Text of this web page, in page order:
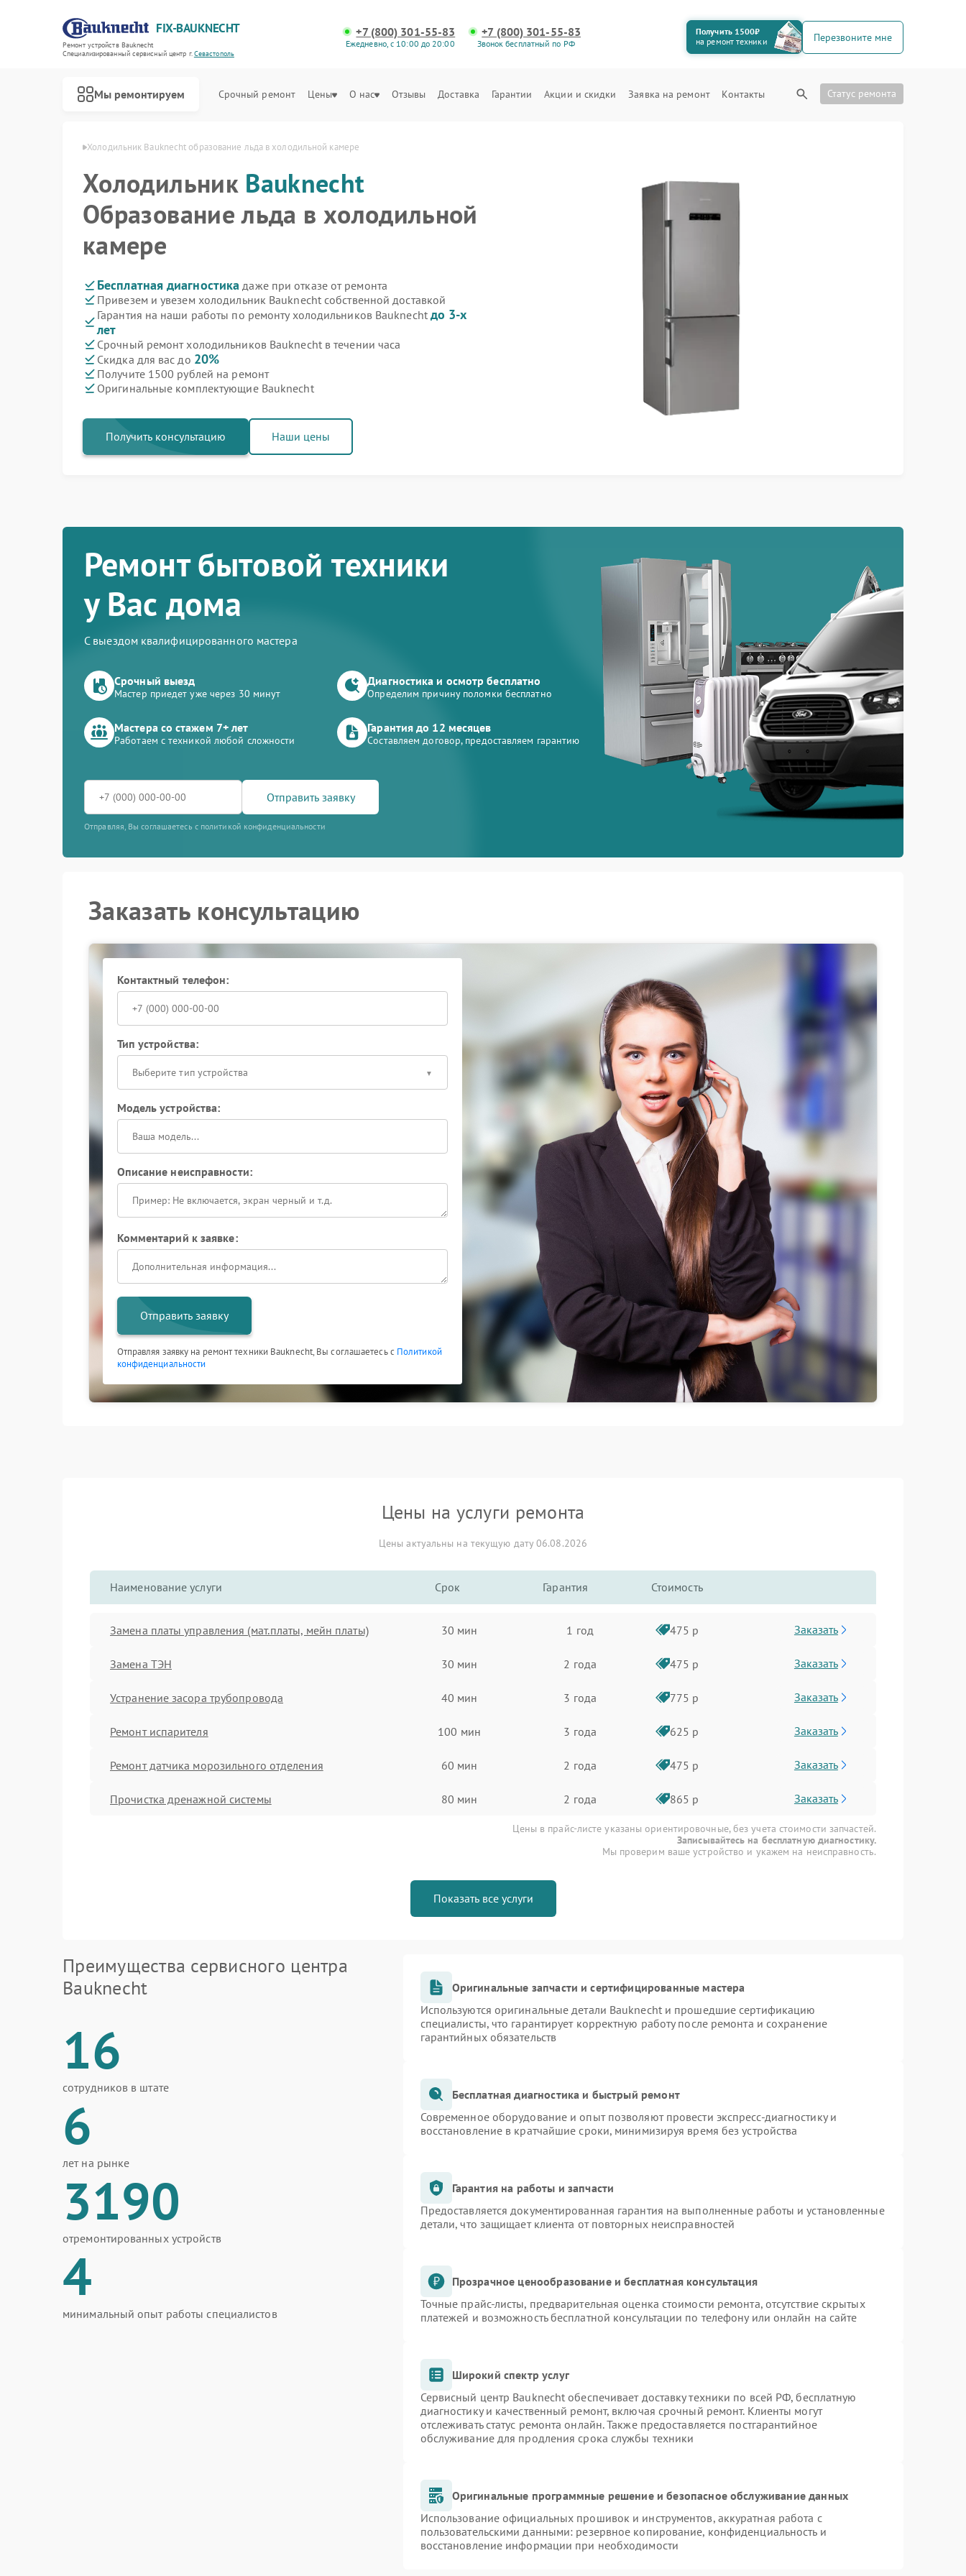
FIX-BAUKNECHT
Ремонт устройств Bauknecht
Специализированный cервисный центр г.Севастополь
+7 (800) 301-55-83
Ежедневно, с 10:00 до 20:00
+7 (800) 301-55-83
Звонок бесплатный по РФ
Получить 1500₽
на ремонт техники
Перезвоните мне
Мы ремонтируем Срочный ремонт Цены О нас Отзывы Доставка Гарантии Акции и скидки Заявка на ремонт Контакты Статус ремонта
в Севастополе Холодильник Bauknecht образование льда в холодильной камере
Холодильник Bauknecht
Образование льда в холодильной
камере
Бесплатная диагностика даже при отказе от ремонта
Привезем и увезем холодильник Bauknecht собственной доставкой
Гарантия на наши работы по ремонту холодильников Bauknecht до 3-х
лет
Срочный ремонт холодильников Bauknecht в течении часа
Скидка для вас до 20%
Получите 1500 рублей на ремонт
Оригинальные комплектующие Bauknecht
Получить консультацию Наши цены
Ремонт бытовой техники
у Вас дома
С выездом квалифицированного мастера
Срочный выезд
Мастер приедет уже через 30 минут
Диагностика и осмотр бесплатно
Определим причину поломки бесплатно
Мастера со стажем 7+ лет
Работаем с техникой любой сложности
Гарантия до 12 месяцев
Составляем договор, предоставляем гарантию
Отправить заявку
Отправляя, Вы соглашаетесь с политикой конфиденциальности
Заказать консультацию
Контактный телефон:
Тип устройства:
Выберите тип устройства
Модель устройства:
Описание неисправности:
Комментарий к заявке:
Отправить заявку
Отправляя заявку на ремонт техники Bauknecht, Вы соглашаетесь с Политикой
конфиденциальности
Цены на услуги ремонта
Цены актуальны на текущую дату 06.08.2026
Наименование услуги Срок Гарантия Стоимость
Замена платы управления (мат.платы, мейн платы) 30 мин 1 год 475 р Заказать
Замена ТЭН 30 мин 2 года 475 р Заказать
Устранение засора трубопровода 40 мин 3 года 775 р Заказать
Ремонт испарителя 100 мин 3 года 625 р Заказать
Ремонт датчика морозильного отделения 60 мин 2 года 475 р Заказать
Прочистка дренажной системы 80 мин 2 года 865 р Заказать
Цены в прайс-листе указаны ориентировочные, без учета стоимости запчастей.
Записывайтесь на бесплатную диагностику.
Мы проверим ваше устройство и укажем на неисправность.
Показать все услуги
Преимущества сервисного центра
Bauknecht
16
сотрудников в штате
6
лет на рынке
3190
отремонтированных устройств
4
минимальный опыт работы специалистов
Оригинальные запчасти и сертифицированные мастера
Используются оригинальные детали Bauknecht и прошедшие сертификацию
специалисты, что гарантирует корректную работу после ремонта и сохранение
гарантийных обязательств
Бесплатная диагностика и быстрый ремонт
Современное оборудование и опыт позволяют провести экспресс-диагностику и
восстановление в кратчайшие сроки, минимизируя время без устройства
Гарантия на работы и запчасти
Предоставляется документированная гарантия на выполненные работы и установленные
детали, что защищает клиента от повторных неисправностей
Прозрачное ценообразование и бесплатная консультация
Точные прайс-листы, предварительная оценка стоимости ремонта, отсутствие скрытых
платежей и возможность бесплатной консультации по телефону или онлайн на сайте
Широкий спектр услуг
Сервисный центр Bauknecht обеспечивает доставку техники по всей РФ, бесплатную
диагностику и качественный ремонт, включая срочный ремонт. Клиенты могут
отслеживать статус ремонта онлайн. Также предоставляется постгарантийное
обслуживание для продления срока службы техники
Оригинальные программные решение и безопасное обслуживание данных
Использование официальных прошивок и инструментов, аккуратная работа с
пользовательскими данными: резервное копирование, конфиденциальность и
восстановление информации при необходимости